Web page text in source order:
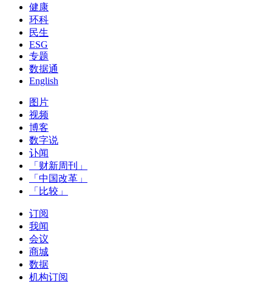
健康
环科
民生
ESG
专题
数据通
English
图片
视频
博客
数字说
讣闻
「财新周刊」
「中国改革」
「比较」
订阅
我闻
会议
商城
数据
机构订阅